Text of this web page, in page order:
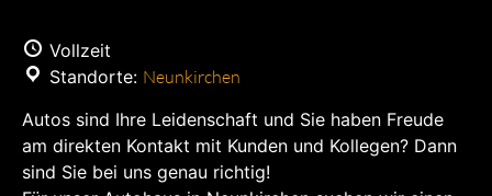
Vollzeit
Standorte: Neunkirchen
Autos sind Ihre Leidenschaft und Sie haben Freude
am direkten Kontakt mit Kunden und Kollegen? Dann
sind Sie bei uns genau richtig!